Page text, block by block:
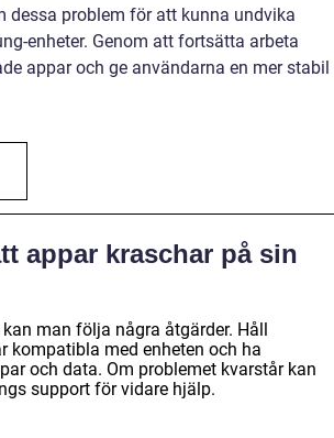
dessa problem för att kunna undvika
enheter. Genom att fortsätta arbeta
appar och ge användarna en mer stabil
appar kraschar på sin
man följa några åtgärder. Håll
kompatibla med enheten och ha
och data. Om problemet kvarstår kan
support för vidare hjälp.